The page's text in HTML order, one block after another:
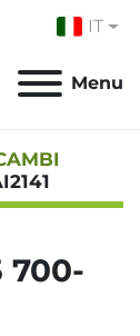
IT
Menu
700-